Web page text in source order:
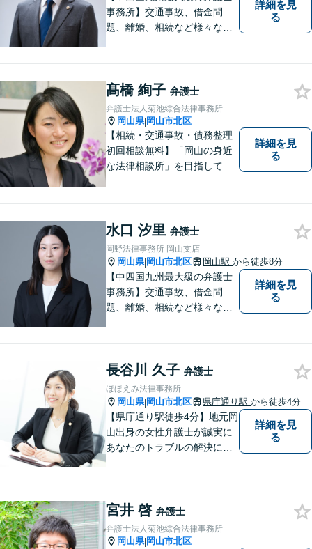
事務所】交通事故、借金問
題、離婚、相続など様々な問
い！
詳細を見
る
髙橋 絢子 弁護士
弁護士法人菊池綜合法律事務所
岡山県|岡山市北区
【相続・交通事故・債務整理
初回相談無料】「岡山の身近
な法律相談所」を目指してい
んなささいなことでも構いま
せん。お気軽にご相談くださ
い。【土曜日も受付可能】
【専用駐車場あり】
詳細を見
る
水口 汐里 弁護士
岡野法律事務所 岡山支店
岡山県|岡山市北区 岡山駅 から徒歩8分
【中四国九州最大級の弁護士
事務所】交通事故、借金問
題、離婚、相続など様々な問
い！
詳細を見
る
長谷川 久子 弁護士
ほほえみ法律事務所
岡山県|岡山市北区 県庁通り駅 から徒歩4分
【県庁通り駅徒歩4分】地元岡
山出身の女性弁護士が誠実に
あなたのトラブルの解決に向
詳細を見
る
宮井 啓 弁護士
弁護士法人菊池綜合法律事務所
岡山県|岡山市北区